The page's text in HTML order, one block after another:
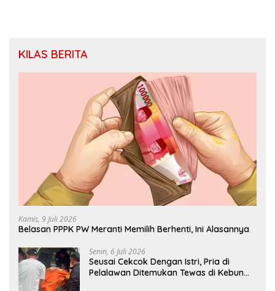
KILAS BERITA
Kamis, 9 Juli 2026
Belasan PPPK PW Meranti Memilih Berhenti, Ini Alasannya
Senin, 6 Juli 2026
Seusai Cekcok Dengan Istri, Pria di
Pelalawan Ditemukan Tewas di Kebun